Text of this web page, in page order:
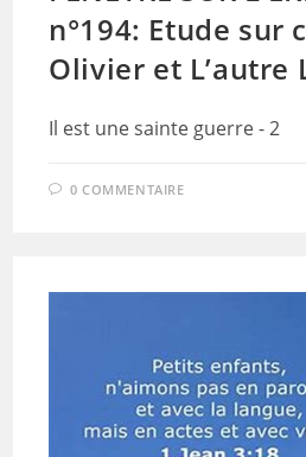
n°194: Etude sur
Olivier et L’autre
Il est une sainte guerre - 2
0 COMMENTAIRE